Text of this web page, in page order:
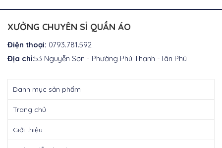
₫400.000.
XƯỞNG CHUYÊN SỈ QUẦN ÁO
Điện thoại: 0793.781.592
Địa chỉ:53 Nguyễn Sơn - Phường Phú Thạnh -Tân Phú
Danh mục sản phẩm
Trang chủ
Giới thiệu